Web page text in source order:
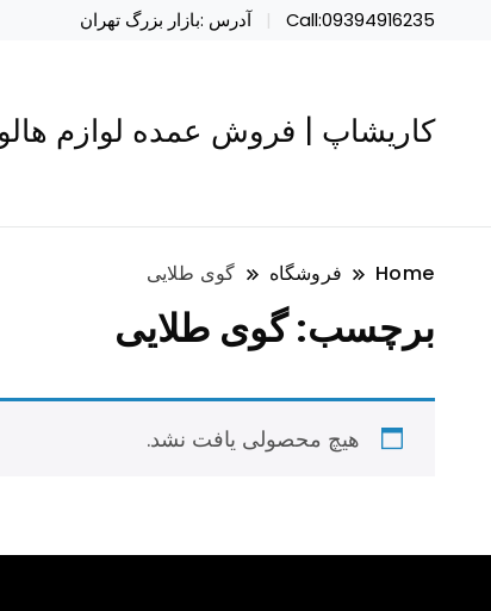
Call:09394916235 آدرس :بازار بزرگ تهران
کاریشاپ | فروش عمده لوازم
Home فروشگاه گوی طلایی
برچسب:گوی طلایی
هیچ محصولی یافت نشد.